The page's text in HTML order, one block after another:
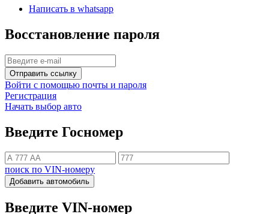
Написать в whatsapp
Восстановление пароля
Отправить ссылку
Войти с помощью почты и пароля
Регистрация
Начать выбор авто
Введите Госномер
поиск по VIN-номеру
Добавить автомобиль
Введите VIN-номер